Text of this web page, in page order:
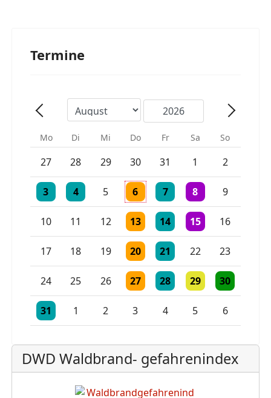
Termine
Mo Di Mi Do Fr Sa So
27 28 29 30
Einzelne Veranstaltung
31
Einzelne Veranstaltung
1 2
3
Einzelne Veranstaltung
4
Einzelne Veranstaltung
5 6
Einzelne Veranstaltung
7
Einzelne Veranstaltung
8
2 Veranstaltungen
9
10 11 12 13
Einzelne Veranstaltung
14
Einzelne Veranstaltung
15
Einzelne16
17 18 19 20
Einzelne Veranstaltung
21
Einzelne Veranstaltung
22 23
24 25 26 27
Einzelne Veranstaltung
28
Einzelne Veranstaltung
29
Einzelne30
Einzelne
31
Einzelne Veranstaltung
1 2 3
Einzelne Veranstaltung
4
Einzelne Veranstaltung
5 6
DWD Waldbrand- gefahrenindex